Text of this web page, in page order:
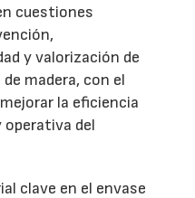
cuestiones
y valorización de
madera, con el
la eficiencia
del
clave en el envase